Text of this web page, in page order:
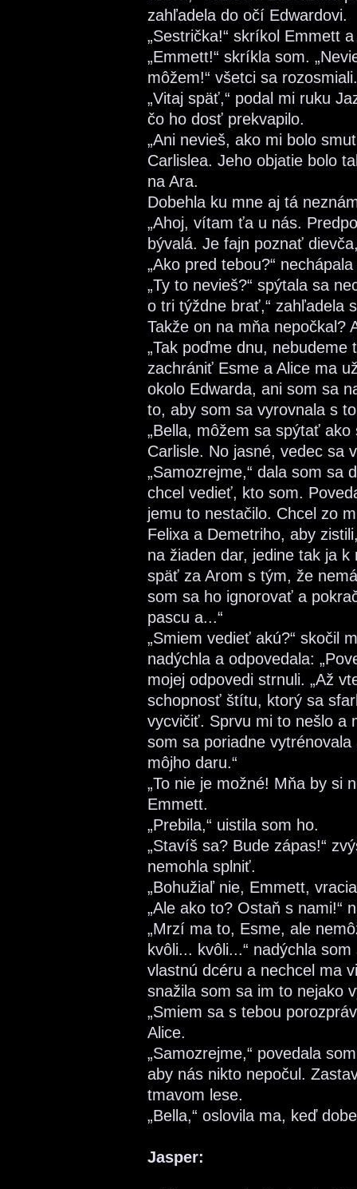
zahľadela do očí Edwardovi.
„Sestrička!“ skríkol Emmett
„Emmett!“ skríkla som.
môžem!“ všetci sa rozosmiali.
„Vitaj späť,“ podal mi ruku
čo ho dosť prekvapilo.
„Ani nevieš, ako mi bolo
Carlislea. Jeho objatie bolo
na Ara.
Dobehla ku mne aj tá
„Ahoj, vítam ťa u nás.
bývalá. Je fajn poznať
„Ako pred tebou?“
„Ty to nevieš?“ spýtala sa
o tri týždne brať,“ zahľadela
Takže on na mňa nepočkal?
„Tak poďme dnu,
zachrániť Esme a Alice ma
okolo Edwarda, ani som sa
to, aby som sa vyrovnala s
„Bella, môžem sa spýtať
Carlisle. No jasné, vedec sa
„Samozrejme,“ dala som sa
chcel vedieť, kto som.
jemu to nestačilo. Chcel zo
Felixa a Demetriho, aby
na žiaden dar, jedine tak ja
späť za Arom s tým, že
som sa ho ignorovať a
pascu a...“
„Smiem vedieť akú?“ skočil
nadýchla a odpovedala:
mojej odpovedi strnuli. „Až
schopnosť štítu, ktorý sa
vycvičiť. Sprvu mi to nešlo a
som sa poriadne
môjho daru.“
„To nie je možné! Mňa by si
Emmett.
„Prebila,“ uistila som ho.
„Stavíš sa? Bude zápas!“
nemohla splniť.
„Bohužiaľ nie, Emmett,
„Ale ako to? Ostaň s nami!“
„Mrzí ma to, Esme, ale
kvôli... kvôli...“ nadýchla
vlastnú dcéru a nechcel ma
snažila som sa im to nejako
„Smiem sa s tebou
Alice.
„Samozrejme,“ povedala
aby nás nikto nepočul.
tmavom lese.
„Bella,“ oslovila ma, keď
Jasper: